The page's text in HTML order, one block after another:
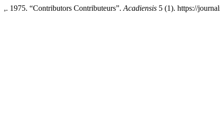
,. 1975. “Contributors Contributeurs”. Acadiensis 5 (1). https://